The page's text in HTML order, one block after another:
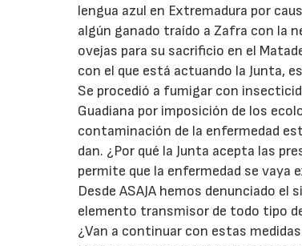
lengua azul en Extremadura por
algún ganado traído a Zafra con la
ovejas para su sacrificio en el
con el que está actuando la Junta,
Se procedió a fumigar con
Guadiana por imposición de los
contaminación de la enfermedad
dan. ¿Por qué la Junta acepta las
permite que la enfermedad se vaya
Desde ASAJA hemos denunciado
elemento transmisor de todo tipo
¿Van a continuar con estas